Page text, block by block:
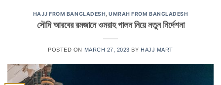
HAJJ FROM BANGLADESH,UMRAH FROM BANGLADESH
সৌদি আরবের রমজানে ওমরাহ পালন নিয়ে নতুন নির্দেশনা
POSTED ON MARCH 27, 2023 BY HAJJ MART